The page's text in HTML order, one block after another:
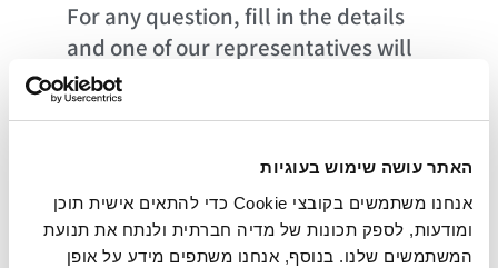
האתר עושה שימוש בעוגיות
אנחנו משתמשים בקובצי Cookie כדי להתאים אישית תוכן
ומודעות, לספק תכונות של מדיה חברתית ולנתח את תנועת
המשתמשים שלנו. בנוסף, אנחנו משתפים מידע על אופן
For any question, fill in the details
and one of our representatives will
get back to you as soon as possible.
We will be happy to be at your